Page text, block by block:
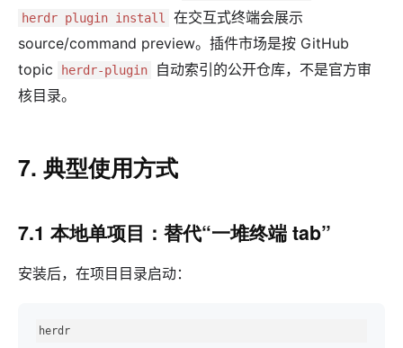
herdr plugin install
在交互式终端会展示
source/command preview。插件市场是按 GitHub
topic
herdr-plugin
自动索引的公开仓库，不是官方审
核目录。
7. 典型使用方式
7.1 本地单项目：替代“一堆终端 tab”
安装后，在项目目录启动：
herdr